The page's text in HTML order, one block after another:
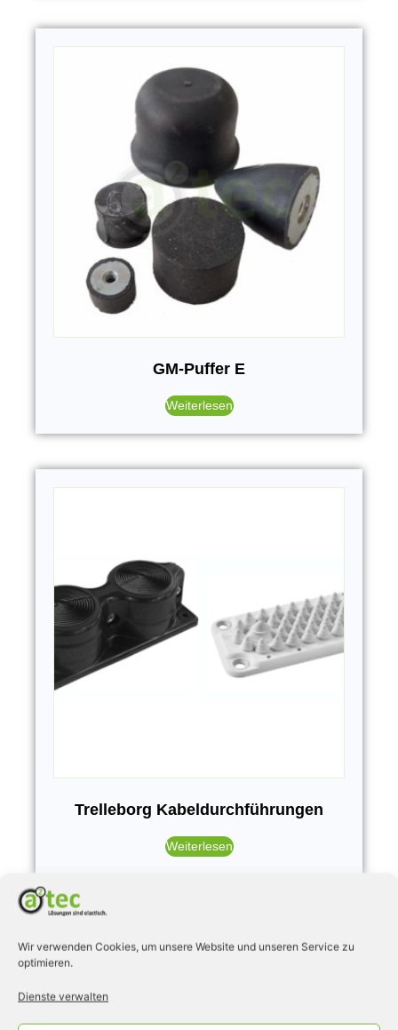
Wir verwenden Cookies, um unsere Website und unseren Service zu
optimieren.
Dienste verwalten
GM-Puffer E
Weiterlesen
Trelleborg Kabeldurchführungen
Weiterlesen